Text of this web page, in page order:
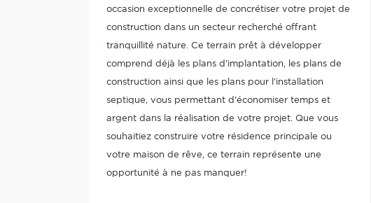
occasion exceptionnelle de concrétiser votre projet de
construction dans un secteur recherché offrant
tranquillité nature. Ce terrain prêt à développer
comprend déjà les plans d'implantation, les plans de
construction ainsi que les plans pour l'installation
septique, vous permettant d'économiser temps et
argent dans la réalisation de votre projet. Que vous
souhaitiez construire votre résidence principale ou
votre maison de rêve, ce terrain représente une
opportunité à ne pas manquer!